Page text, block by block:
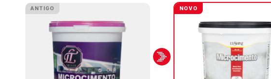
ANTIGO NOVO